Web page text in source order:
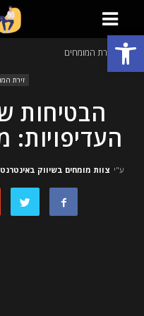
פתח סרגל נגישות
בית זירת המומחים
זירת
הבטיחות
העדיפויות:
ע"י צוות מומחים בשיווק באינטרנט